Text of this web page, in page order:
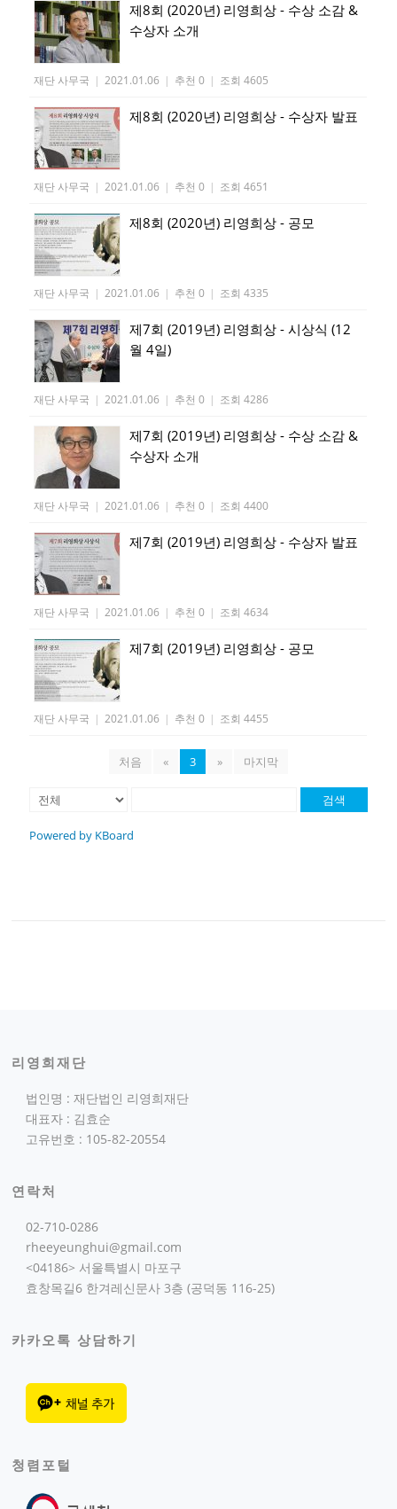
제8회 (2020년) 리영희상 - 수상 소감 &
수상자 소개
재단 사무국 | 2021.01.06 | 추천 0 | 조회 4605
제8회 (2020년) 리영희상 - 수상자 발표
재단 사무국 | 2021.01.06 | 추천 0 | 조회 4651
제8회 (2020년) 리영희상 - 공모
재단 사무국 | 2021.01.06 | 추천 0 | 조회 4335
제7회 (2019년) 리영희상 - 시상식 (12
월 4일)
재단 사무국 | 2021.01.06 | 추천 0 | 조회 4286
제7회 (2019년) 리영희상 - 수상 소감 &
수상자 소개
재단 사무국 | 2021.01.06 | 추천 0 | 조회 4400
제7회 (2019년) 리영희상 - 수상자 발표
재단 사무국 | 2021.01.06 | 추천 0 | 조회 4634
제7회 (2019년) 리영희상 - 공모
재단 사무국 | 2021.01.06 | 추천 0 | 조회 4455
처음 « 3 » 마지막
검색
Powered by KBoard
리영희재단
법인명 : 재단법인 리영희재단
대표자 : 김효순
고유번호 : 105-82-20554
연락처
02-710-0286
rheeyeunghui@gmail.com
<04186> 서울특별시 마포구
효창목길6 한겨레신문사 3층 (공덕동 116-25)
카카오톡 상담하기
청렴포털